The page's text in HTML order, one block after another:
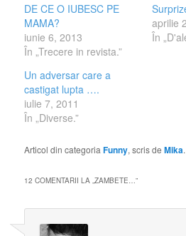
DE CE O IUBESC PE
MAMA?
iunie 6, 2013
În „Trecere in revista.”
aprilie
În
Un adversar care a
castigat lupta ….
iulie 7, 2011
În „Diverse.”
Articol din categoriaFunny, scris deMika
12 COMENTARII LA „ZAMBETE…”